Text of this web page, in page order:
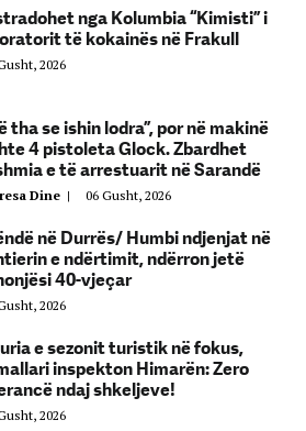
nga Kolumbia “Kimisti” i
të kokainës në Frakull
2026
tha se ishin lodra”, por në makinë
4 pistoleta Glock. Zbardhet
e të arrestuarit në Sarandë
Dine | 06 Gusht, 2026
në Durrës/ Humbi ndjenjat në
e ndërtimit, ndërron jetë
40-vjeçar
2026
e sezonit turistik në fokus,
inspekton Himarën: Zero
ndaj shkeljeve!
2026